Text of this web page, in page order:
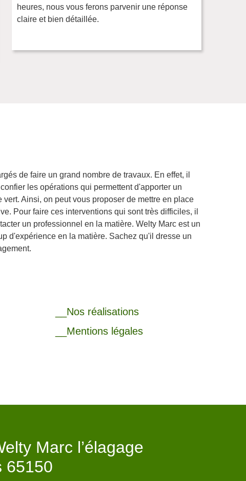
heures, nous vous ferons parvenir une réponse
claire et bien détaillée.
de faire un grand nombre de travaux. En effet, il
les opérations qui permettent d'apporter un
vert. Ainsi, on peut vous proposer de mettre en place
Pour faire ces interventions qui sont très difficiles, il
un professionnel en la matière. Welty Marc est un
d'expérience en la matière. Sachez qu'il dresse un
__Nos réalisations
__Mentions légales
Marc l’élagage
65150